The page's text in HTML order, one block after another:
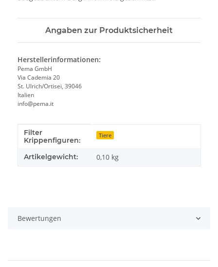
Angaben zur Produktsicherheit
Herstellerinformationen:
Pema GmbH
Via Cademia 20
St. Ulrich/Ortisei, 39046
Italien
info@pema.it
Produkteigenschaft
Wert
Filter
Krippenfiguren:
Tiere
Artikelgewicht: 0,10 kg
Bewertungen